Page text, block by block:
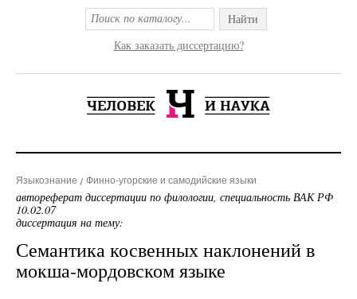
Найти
Как заказать диссертацию?
Языкознание Финно-угорские и самодийские языки
автореферат диссертации по филологии, специальность ВАК РФ
10.02.07
диссертация на тему:
Семантика косвенных наклонений в
мокша-мордовском языке